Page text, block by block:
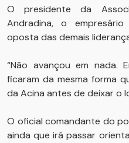
O presidente da
Andradina, o
oposta das demais
“Não avançou em nada.
ficaram da mesma forma
da Acina antes de deixar o
O oficial comandante do
ainda que irá passar